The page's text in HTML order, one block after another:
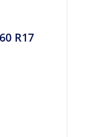
R17